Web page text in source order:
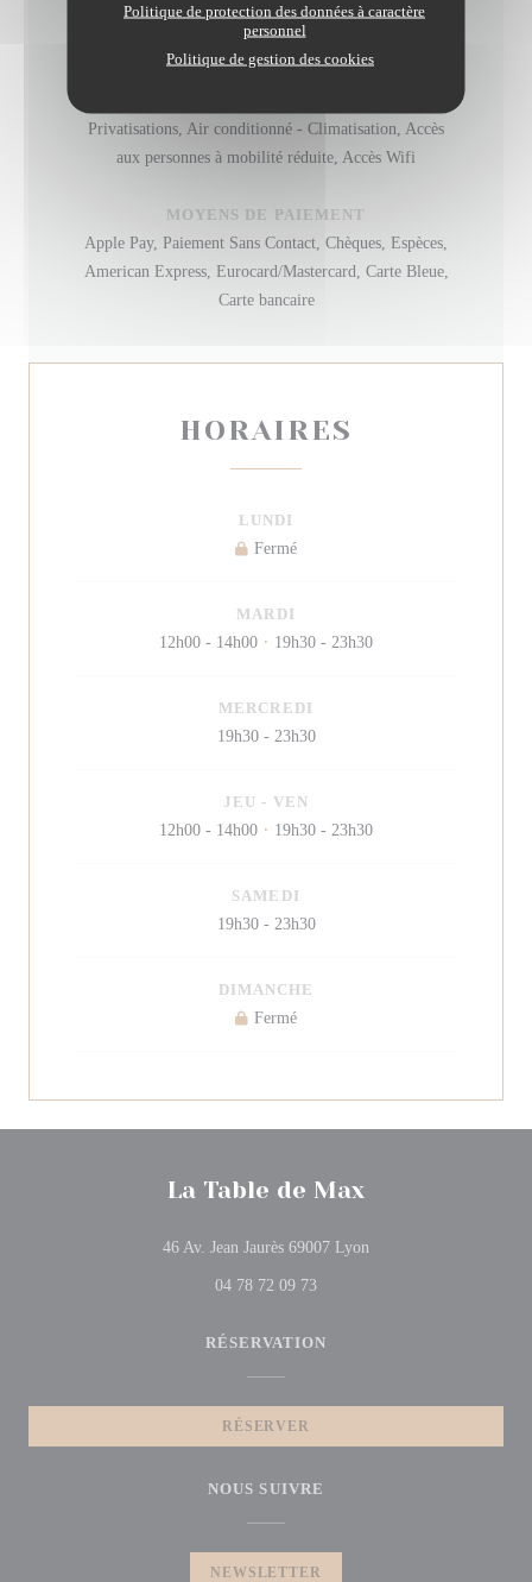
Politique de protection des données à caractère
personnel
Politique de gestion des cookies
TYPE DE RESTAURANT
Bistronomique
Privatisations, Air conditionné - Climatisation, Accès
aux personnes à mobilité réduite, Accès Wifi
MOYENS DE PAIEMENT
Apple Pay, Paiement Sans Contact, Chèques, Espèces,
American Express, Eurocard/Mastercard, Carte Bleue,
Carte bancaire
HORAIRES
LUNDI
Fermé
MARDI
12h00 - 14h00 • 19h30 - 23h30
MERCREDI
19h30 - 23h30
JEU - VEN
12h00 - 14h00 • 19h30 - 23h30
SAMEDI
19h30 - 23h30
DIMANCHE
Fermé
La Table de Max
46 Av. Jean Jaurès 69007 Lyon
04 78 72 09 73
RÉSERVATION
RÉSERVER
NOUS SUIVRE
NEWSLETTER